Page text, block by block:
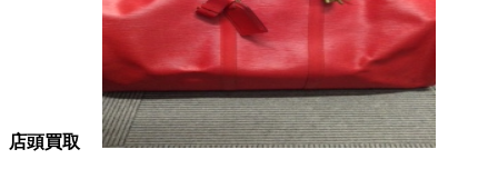
店頭買取